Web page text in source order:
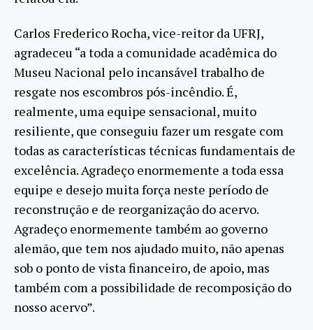
Carlos Frederico Rocha, vice-reitor da UFRJ,
agradeceu “a toda a comunidade acadêmica do
Museu Nacional pelo incansável trabalho de
resgate nos escombros pós-incêndio. É,
realmente, uma equipe sensacional, muito
resiliente, que conseguiu fazer um resgate com
todas as características técnicas fundamentais de
excelência. Agradeço enormemente a toda essa
equipe e desejo muita força neste período de
reconstrução e de reorganização do acervo.
Agradeço enormemente também ao governo
alemão, que tem nos ajudado muito, não apenas
sob o ponto de vista financeiro, de apoio, mas
também com a possibilidade de recomposição do
nosso acervo”.